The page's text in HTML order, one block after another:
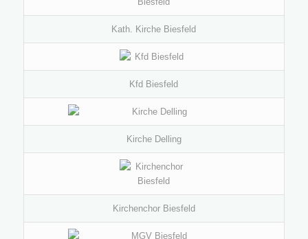
Kath. Kirche Biesfeld
Kfd Biesfeld
Kirche Delling
Kirchenchor Biesfeld